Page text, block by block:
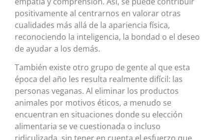
positivamente al centrarnos en valorar otras
cualidades más allá de la apariencia física,
reconociendo la inteligencia, la bondad o el deseo
de ayudar a los demás.
También existe otro grupo de gente al que esta
época del año les resulta realmente difícil: las
personas veganas. Al eliminar los productos
animales por motivos éticos, a menudo se
encuentran en situaciones donde su elección
alimentaria se ve cuestionada o incluso